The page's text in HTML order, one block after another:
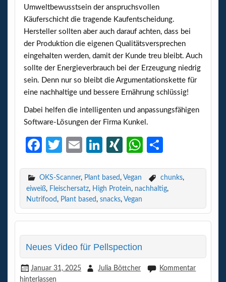
Umweltbewusstsein der anspruchsvollen
Käuferschicht die tragende Kaufentscheidung.
Hersteller sollten aber auch darauf achten, dass bei
der Produktion die eigenen Qualitätsversprechen
eingehalten werden, damit der Kunde treu bleibt. Auch
sollte der Energieverbrauch bei der Erzeugung niedrig
sein. Denn nur so bleibt die Argumentationskette für
eine nachhaltige und bessere Ernährung schlüssig!
Dabei helfen die intelligenten und anpassungsfähigen
Software-Lösungen der Firma Kunkel.
Fa
b
o
o
k
T
itt
er
E
ail
Li
ke
dI
n
XI
G
W
at
s
A
p
e
n
OKS-Scanner, Plant based , Vegan chunks,
eiweiß, Fleischersatz, High Protein, nachhaltig,
Nutrifood , Plant based , snacks, Vegan
Neues Video für Pellspection
Januar 31, 2025 Julia Böttcher
Kommentar
hinterlassen